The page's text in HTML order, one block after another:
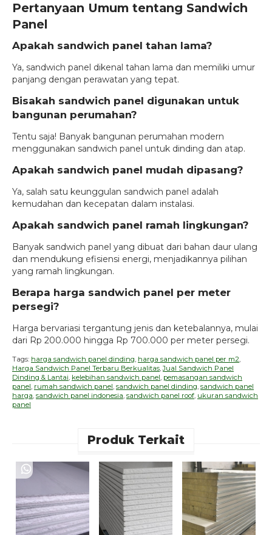
Pertanyaan Umum tentang Sandwich
Panel
Apakah sandwich panel tahan lama?
Ya, sandwich panel dikenal tahan lama dan memiliki umur
panjang dengan perawatan yang tepat.
Bisakah sandwich panel digunakan untuk
bangunan perumahan?
Tentu saja! Banyak bangunan perumahan modern
menggunakan sandwich panel untuk dinding dan atap.
Apakah sandwich panel mudah dipasang?
Ya, salah satu keunggulan sandwich panel adalah
kemudahan dan kecepatan dalam instalasi.
Apakah sandwich panel ramah lingkungan?
Banyak sandwich panel yang dibuat dari bahan daur ulang
dan mendukung efisiensi energi, menjadikannya pilihan
yang ramah lingkungan.
Berapa harga sandwich panel per meter
persegi?
Harga bervariasi tergantung jenis dan ketebalannya, mulai
dari Rp 200.000 hingga Rp 700.000 per meter persegi.
Tags: harga sandwich panel dinding, harga sandwich panel per m2,
Harga Sandwich Panel Terbaru Berkualitas,Jual Sandwich Panel
Dinding & Lantai, kelebihan sandwich panel, pemasangan sandwich
panel, rumah sandwich panel, sandwich panel dinding, sandwich panel
harga, sandwich panel indonesia, sandwich panel roof, ukuran sandwich
panel
Produk Terkait